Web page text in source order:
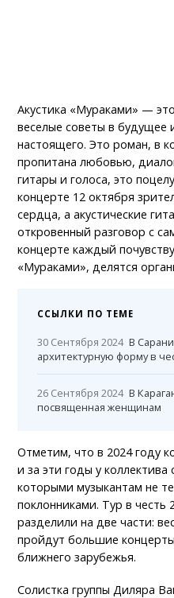
Акустика «Мураками» —
веселые советы в будущее
настоящего. Это роман, в
пропитана любовью,
гитары и голоса, это
концерте 12 октября
сердца, а акустические
откровенный разговор с
концерте каждый
«Мураками», делятся
ССЫЛКИ ПО ТЕМЕ
30 Сентября 2024 В
архитектурную форму в
26 Сентября 2024 В
посвященная женщинам
Отметим, что в 2024 году
и за эти годы у
которыми музыкантам не
поклонниками. Тур в честь
разделили на две части:
пройдут большие
ближнего зарубежья.
Солистка группы Диляра